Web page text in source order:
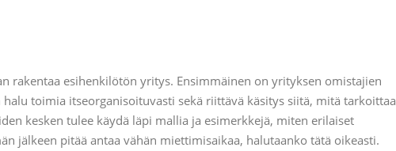
rakentaa esihenkilötön yritys. Ensimmäinen on yrityksen omistajien
toimia itseorganisoituvasti sekä riittävä käsitys siitä, mitä tarkoittaa
kesken tulee käydä läpi mallia ja esimerkkejä, miten erilaiset
jälkeen pitää antaa vähän miettimisaikaa, halutaanko tätä oikeasti.